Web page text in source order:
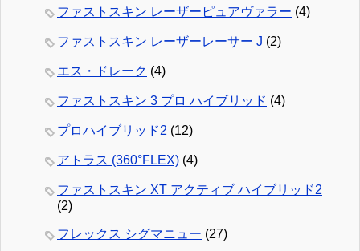
ファストスキン レーザーピュアヴァラー (4)
ファストスキン レーザーレーサー J (2)
エス・ドレーク (4)
ファストスキン 3 プロ ハイブリッド (4)
プロハイブリッド2 (12)
アトラス (360°FLEX) (4)
ファストスキン XT アクティブ ハイブリッド2
(2)
フレックス シグマニュー (27)